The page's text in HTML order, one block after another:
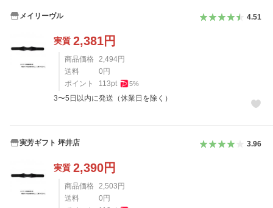
メイリーヴル 4.51
実質 2,381円
商品価格 2,494円
送料
0 円
ポイント
113pt 5%
3〜5日以内に発送（休業日を除く）
実芳ギフト 坪井店 3.96
実質 2,390円
商品価格 2,503 円
送料
0 円